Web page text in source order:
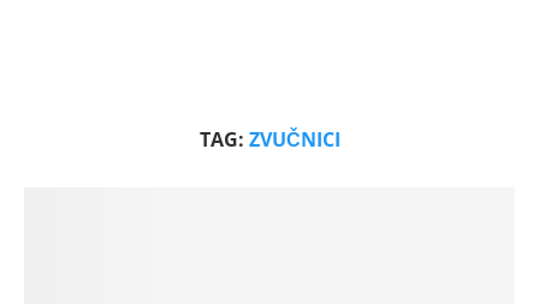
TAG: ZVUČNICI